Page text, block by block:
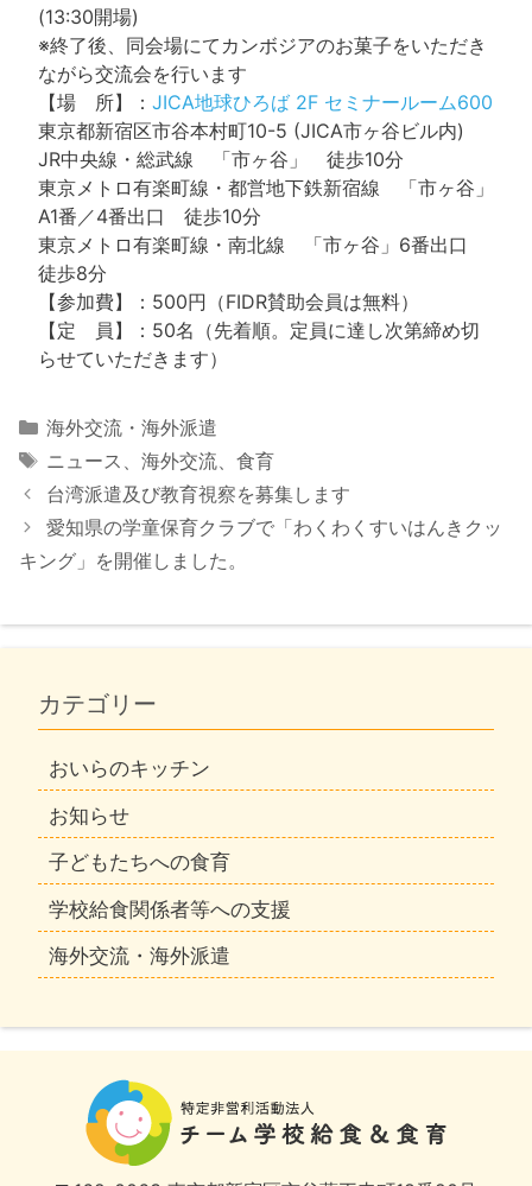
(13:30開場)
※終了後、同会場にてカンボジアのお菓子をいただき
ながら交流会を行います
【場 所】： JICA地球ひろば 2F セミナールーム600
東京都新宿区市谷本村町10-5 (JICA市ヶ谷ビル内)
JR中央線・総武線 「市ヶ谷」 徒歩10分
東京メトロ有楽町線・都営地下鉄新宿線 「市ヶ谷」
A1番／4番出口 徒歩10分
東京メトロ有楽町線・南北線 「市ヶ谷」6番出口
徒歩8分
【参加費】：500円（FIDR賛助会員は無料）
【定 員】：50名（先着順。定員に達し次第締め切
らせていただきます）
カ
テ
ゴ
リ
ー
海外交流・海外派遣
タ
グ
ニュース 、 海外交流、 食育
台湾派遣及び教育視察を募集します
愛知県の学童保育クラブで「わくわくすいはんきクッ
キング」を開催しました。
カテゴリー
おいらのキッチン
お知らせ
子どもたちへの食育
学校給食関係者等への支援
海外交流・海外派遣